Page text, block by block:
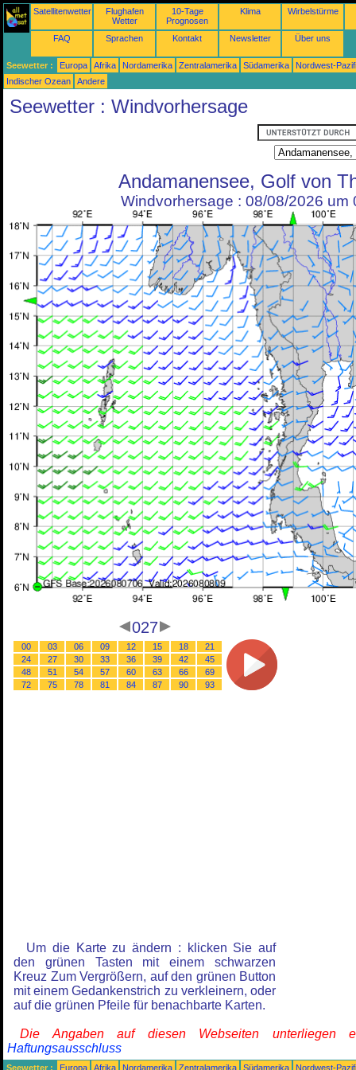
Satellitenwetter
Flughafen
Wetter
10-Tage
Prognosen
Klima Wirbelstürme
FAQ Sprachen Kontakt Newsletter Über uns
Seewetter : Europa Afrika Nordamerika Zentralamerika Südamerika
Nordwest-
Indischer Ozean
Andere
Seewetter : Windvorhersage
Andamanensee, Golf von
Windvorhersage : 08/08/2026 um
027
00 03 06 09 12 15 18
21
24
27 30 33 36 39 42
45
48
51 54 57 60 63 66
69
72
75 78 81 84 87 90 93
Um die Karte zu ändern : klicken Sie auf
den grünen Tasten mit einem schwarzen
Kreuz Zum Vergrößern, auf den grünen Button
mit einem Gedankenstrich zu verkleinern, oder
auf die grünen Pfeile für benachbarte Karten.
Die Angaben auf diesen Webseiten unterliegen
Haftungsausschluss
Seewetter : Europa Afrika Nordamerika Zentralamerika Südamerika
Nordwest-